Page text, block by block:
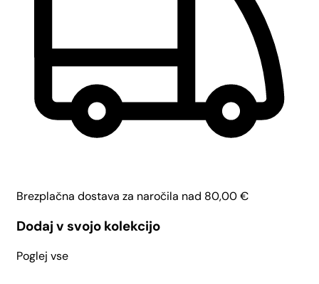
Brezplačna dostava za naročila nad 80,00€
Dodaj v svojo kolekcijo
Poglej vse